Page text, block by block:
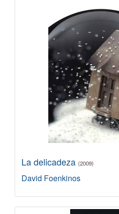
La delicadeza (2009)
David Foenkinos